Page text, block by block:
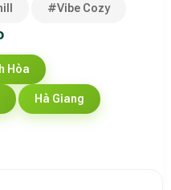
#Vibe Cozy
Hòa
Hà Giang